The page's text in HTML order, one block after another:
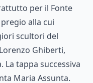
per il Fonte
alla cui
scultori del
Ghiberti,
La tappa successiva
Maria Assunta.